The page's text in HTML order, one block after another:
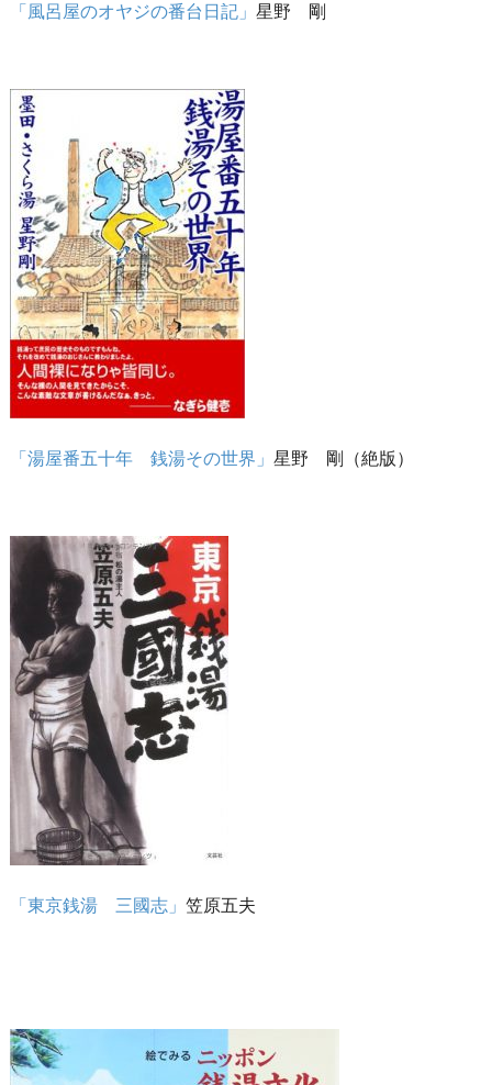
「風呂屋のオヤジの番台日記」 星野 剛
「湯屋番五十年 銭湯その世界」 星野 剛（絶版）
「東京銭湯 三國志」 笠原五夫